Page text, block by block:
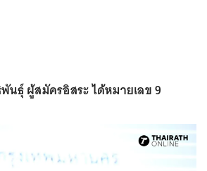
นธุ์ ผู้สมัครอิสระ ได้หมายเลข 9